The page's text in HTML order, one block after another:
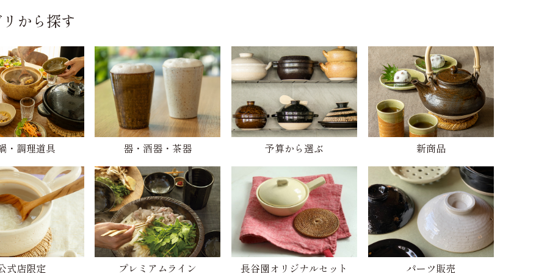
から探す
・調理道具 器・酒器・茶器 予算から選ぶ 新商品
式店限定 プレミアムライン 長谷園オリジナルセット パーツ販売